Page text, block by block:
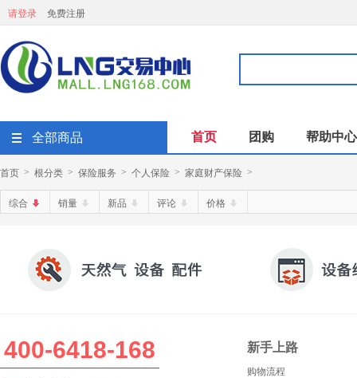
请登录 免费注册
全部商品 首页 团购 帮助中心
首页 > 根分类 > 保险服务 > 个人保险 > 家庭财产保险 >
综合 销量 新品 评论 价格
400-6418-168 新手上路
购物流程